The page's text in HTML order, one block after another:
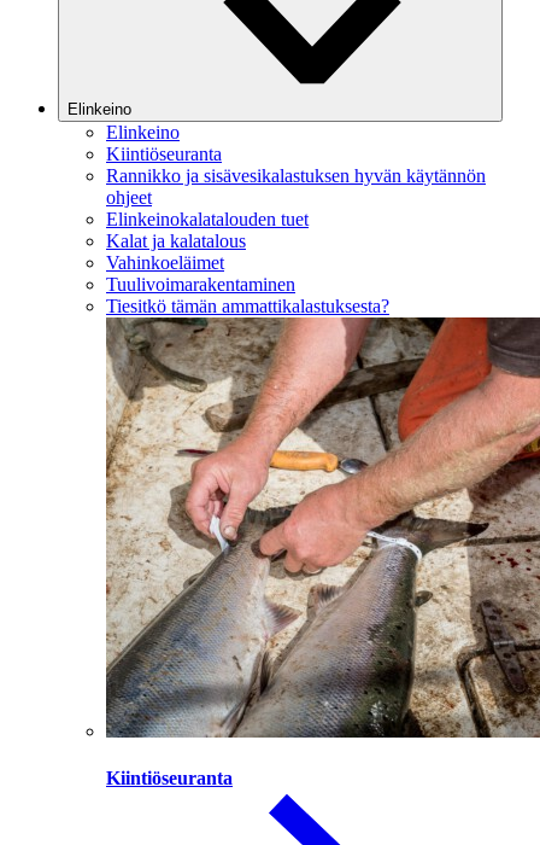
Elinkeino
Elinkeino
Kiintiöseuranta
Rannikko ja sisävesikalastuksen hyvän käytännön
ohjeet
Elinkeinokalatalouden tuet
Kalat ja kalatalous
Vahinkoeläimet
Tuulivoimarakentaminen
Tiesitkö tämän ammattikalastuksesta?
Kiintiöseuranta